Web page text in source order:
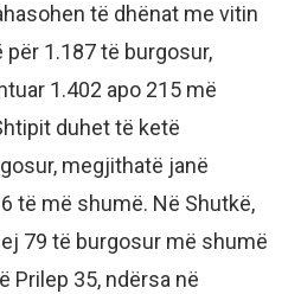
të dhënat me vitin
1.187 të burgosur,
1.402 apo 215 më
duhet të ketë
megjithatë janë
të më shumë. Në Shutkë,
79 të burgosur më shumë
Prilep 35, ndërsa në